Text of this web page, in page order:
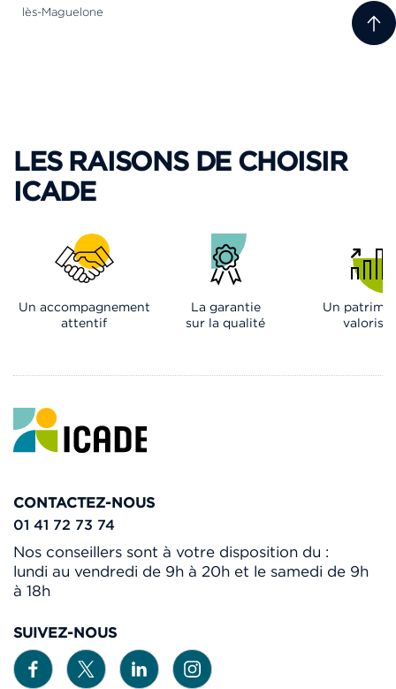
lès-Maguelone
LES RAISONS DE CHOISIR
ICADE
Un accompagnement
attentif
La garantie
sur la qualité
Un
valorisé
CONTACTEZ-NOUS
01 41 72 73 74
Nos conseillers sont à votre disposition du :
lundi au vendredi de 9h à 20h et le samedi de 9h
à 18h
SUIVEZ-NOUS